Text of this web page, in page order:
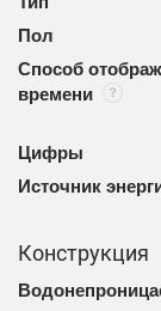
Пол
Способ
времени
Цифры
Источник
Конструкция